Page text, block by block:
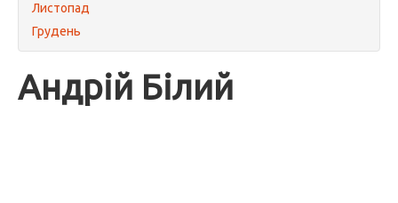
Листопад
Грудень
Андрій Білий